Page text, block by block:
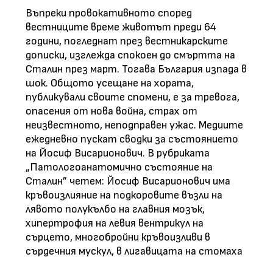
Въпреки провокативното според
вестниците време животът преди 64
години, погледнат през вестникарските
дописки, изглежда спокоен до смъртта на
Сталин през март. Тогава България изпада в
шок. Общото усещане на хората,
публикували своите спомени, е за тревога,
опасения от нова война, страх от
неизвестното, неподправен ужас. Медиите
ежедневно пускат сводки за състоянието
на Йосиф Висарионович. В рубриката
„Патологоанатомично състояние на
Сталин” четем: Йосиф Висарионович има
кръвоизлияние на подкоровите възли на
лявото полукълбо на главния мозък,
хипертрофия на левия вентрикул на
сърцето, многобройни кръвоизливи в
сърдечния мускул, в лигавицата на стомаха